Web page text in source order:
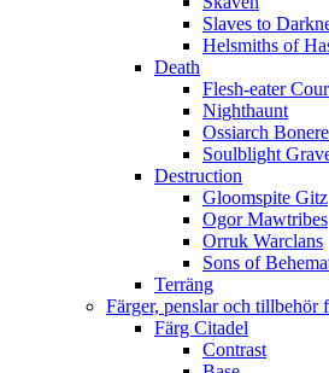
Slaves to
Helsmiths of
Death
Flesh-eater
Nighthaunt
Ossiarch
Soulblight
Destruction
Gloomspite Gitz
Ogor Mawtribes
Orruk Warclans
Sons of
Terräng
Färger, penslar och tillbehör
Färg Citadel
Contrast